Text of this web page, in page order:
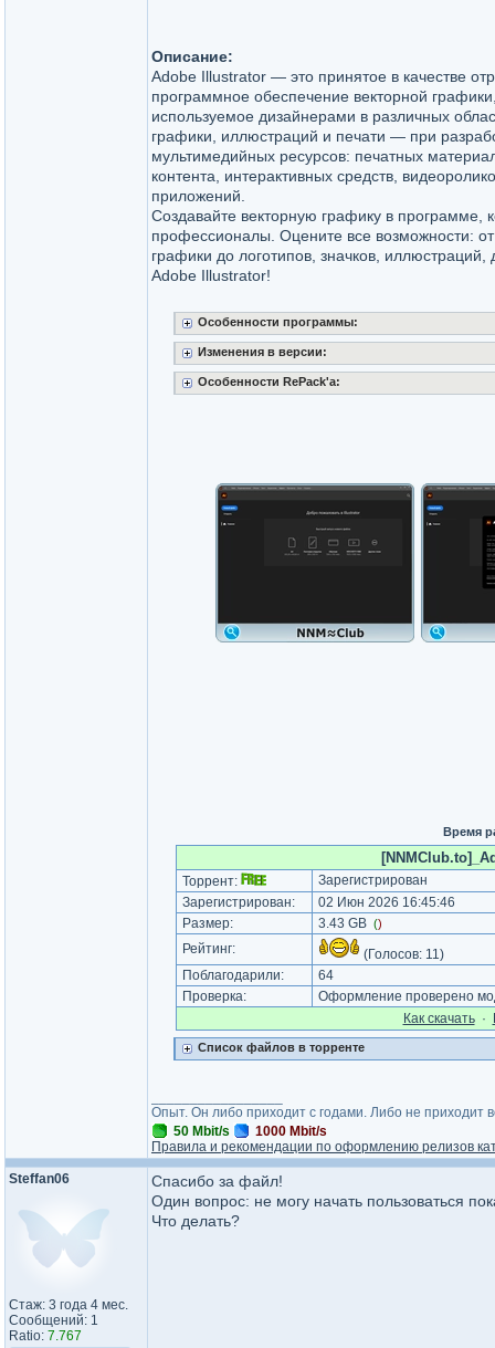
Описание:
Adobe Illustrator — это принятое в качестве
программное обеспечение векторной
используемое дизайнерами в различных
графики, иллюстраций и печати — при
мультимедийных ресурсов: печатных
контента, интерактивных средств,
приложений.
Создавайте векторную графику в программе,
профессионалы. Оцените все возможности:
графики до логотипов, значков,
Adobe Illustrator!
Особенности программы:
Изменения в версии:
Особенности RePack'a:
Время
Торрент:
Зарегистрирован
Зарегистрирован:
02 Июн 2026 16:45:46
Размер:
3.43 GB ()
Рейтинг: (Голосов: 11)
Поблагодарили:
64
Проверка:
Оформление проверено
Как cкачать·
Список файлов в торренте
Опыт. Он либо приходит с годами. Либо не приходит
50 Mbit/s
1000 Mbit/s
Правила и рекомендации по оформлению релизов
Steffan06
Стаж: 3 года 4 мес.
Сообщений: 1
Ratio: 7.767
Спасибо за файл!
Один вопрос: не могу начать пользоваться
Что делать?